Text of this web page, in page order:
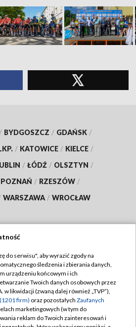
/ BYDGOSZCZ / GDAŃSK /
/ KATOWICE / KIELCE /
/ ŁÓDŹ / OLSZTYN /
POZNAŃ / RZESZÓW /
WARSZAWA / WROCŁAW
TVP
Regulamin TVP
prywatności
Moje zgody
do serwisu", aby wyrazić zgody na
śledzenia i zbierania danych,
urządzeniu końcowym i ich
Twoich danych osobowych przez
w likwidacji (zwaną dalej również „TVP”),
firm) oraz pozostałych Zaufanych
marketingowych (w tym do
reklam do Twoich zainteresowań i